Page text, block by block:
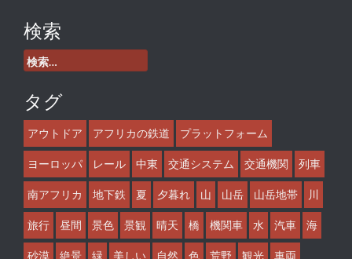
検索
検
索:
タグ
アウトドア アフリカの鉄道 プラットフォーム
ヨーロッパ レール 中東 交通システム 交通機関 列車
南アフリカ 地下鉄 夏 夕暮れ 山 山岳 山岳地帯 川
旅行 昼間 景色 景観 晴天 橋 機関車 水 汽車 海
砂漠 絶景 緑 美しい 自然 色 荒野 観光 車両